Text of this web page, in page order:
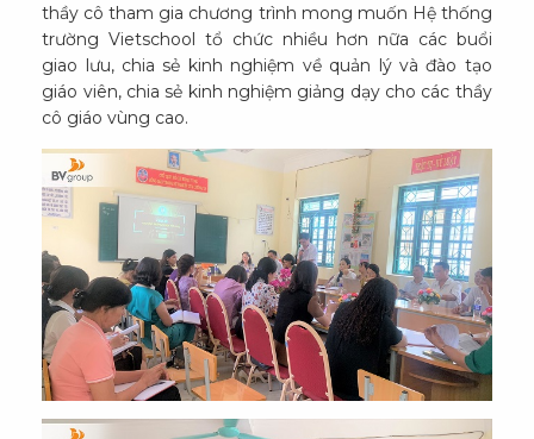
thầy cô tham gia chương trình mong muốn Hệ thống
trường Vietschool tổ chức nhiều hơn nữa các buổi
giao lưu, chia sẻ kinh nghiệm về quản lý và đào tạo
giáo viên, chia sẻ kinh nghiệm giảng dạy cho các thầy
cô giáo vùng cao.